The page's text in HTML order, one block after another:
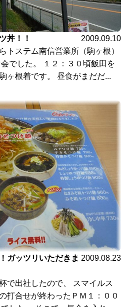
丼！！
2009.09.10
トステム南信営業所（駒ヶ根）
でした。 １２：３０頃飯田を
ヶ根着です。 昼食がまだだ...
ガッツリいただきま 2009.08.23
で出社したので、 スマイルス
打合せが終わったＰＭ１：００